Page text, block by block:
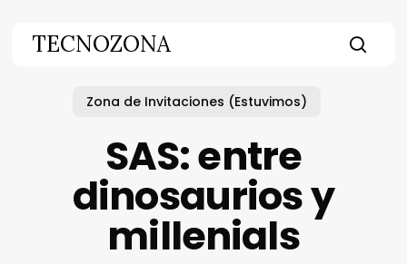
TECNOZONA
Zona de Invitaciones (Estuvimos)
SAS: entre
dinosaurios y
millenials